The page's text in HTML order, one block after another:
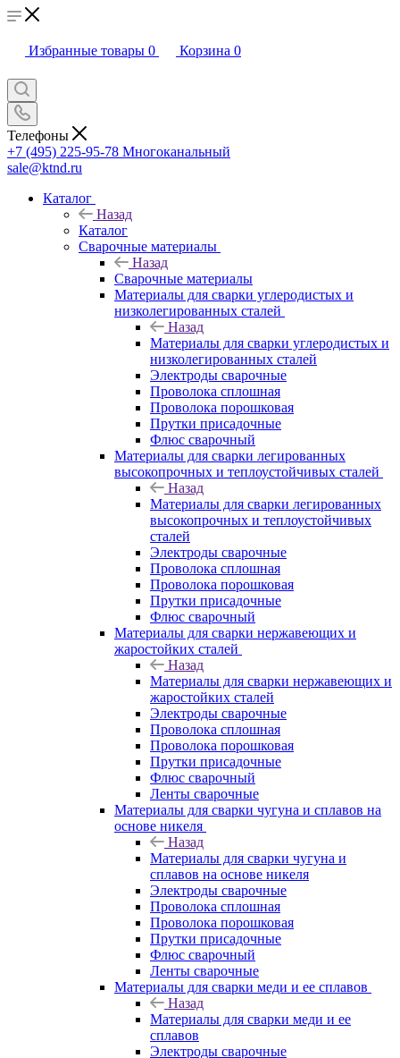
Избранные товары 0 Корзина 0
Телефоны
+7 (495) 225-95-78 Многоканальный
sale@ktnd.ru
Каталог
Назад
Каталог
Сварочные материалы
Назад
Сварочные материалы
Материалы для сварки углеродистых и
низколегированных сталей
Назад
Материалы для сварки углеродистых и
низколегированных сталей
Электроды сварочные
Проволока сплошная
Проволока порошковая
Прутки присадочные
Флюс сварочный
Материалы для сварки легированных
высокопрочных и теплоустойчивых сталей
Назад
Материалы для сварки легированных
высокопрочных и теплоустойчивых
сталей
Электроды сварочные
Проволока сплошная
Проволока порошковая
Прутки присадочные
Флюс сварочный
Материалы для сварки нержавеющих и
жаростойких сталей
Назад
Материалы для сварки нержавеющих и
жаростойких сталей
Электроды сварочные
Проволока сплошная
Проволока порошковая
Прутки присадочные
Флюс сварочный
Ленты сварочные
Материалы для сварки чугуна и сплавов на
основе никеля
Назад
Материалы для сварки чугуна и
сплавов на основе никеля
Электроды сварочные
Проволока сплошная
Проволока порошковая
Прутки присадочные
Флюс сварочный
Ленты сварочные
Материалы для сварки меди и ее сплавов
Назад
Материалы для сварки меди и ее
сплавов
Электроды сварочные